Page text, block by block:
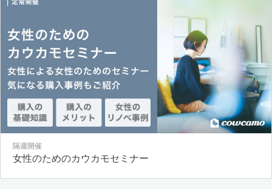
隔週開催
女性のためのカウカモセミナー